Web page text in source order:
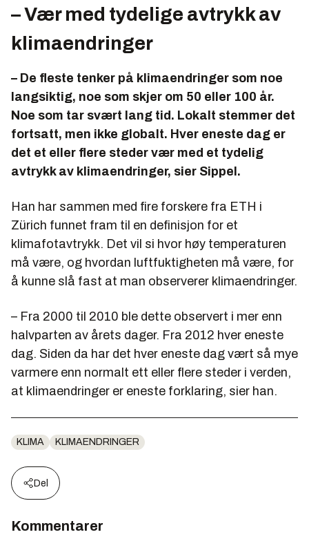
– Vær med tydelige avtrykk av
klimaendringer
– De fleste tenker på klimaendringer som noe
langsiktig, noe som skjer om 50 eller 100 år.
Noe som tar svært lang tid. Lokalt stemmer det
fortsatt, men ikke globalt. Hver eneste dag er
det et eller flere steder vær med et tydelig
avtrykk av klimaendringer, sier Sippel.
Han har sammen med fire forskere fra ETH i
Zürich funnet fram til en definisjon for et
klimafotavtrykk. Det vil si hvor høy temperaturen
må være, og hvordan luftfuktigheten må være, for
å kunne slå fast at man observerer klimaendringer.
– Fra 2000 til 2010 ble dette observert i mer enn
halvparten av årets dager. Fra 2012 hver eneste
dag. Siden da har det hver eneste dag vært så mye
varmere enn normalt ett eller flere steder i verden,
at klimaendringer er eneste forklaring, sier han.
KLIMA KLIMAENDRINGER
Del
Kommentarer